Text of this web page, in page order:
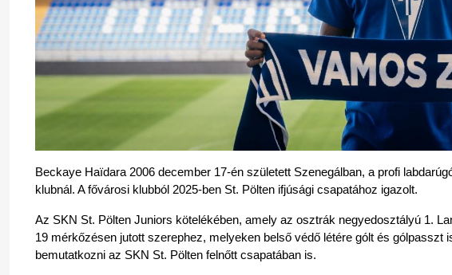
Beckaye Haïdara 2006 december 17-én született Szenegálban, a profi
klubnál. A fővárosi klubból 2025-ben St. Pölten ifjúsági csapatához igazolt.
Az SKN St. Pölten Juniors kötelékében, amely az osztrák negyedosztályú 1.
19 mérkőzésen jutott szerephez, melyeken belső védő létére gólt és gólpasszt
bemutatkozni az SKN St. Pölten felnőtt csapatában is.